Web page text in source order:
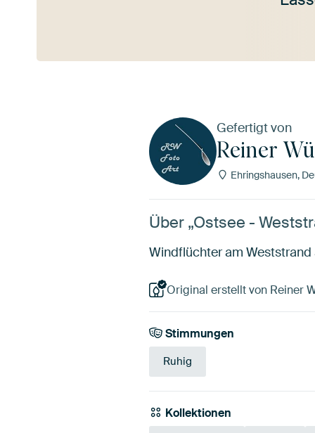
Gefertigt von
Reiner
Ehringshausen,
Über „Ostsee -
Windflüchter am
Original erstellt von Reiner
Stimmungen
Ruhig
Kollektionen